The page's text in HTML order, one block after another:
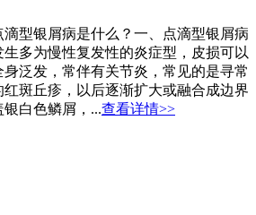
滴型银屑病是什么？一、点滴型银屑病
多为慢性复发性的炎症型，皮损可以
泛发，常伴有关节炎，常见的是寻常
斑丘疹，以后逐渐扩大或融合成边界
白色鳞屑，...查看详情>>